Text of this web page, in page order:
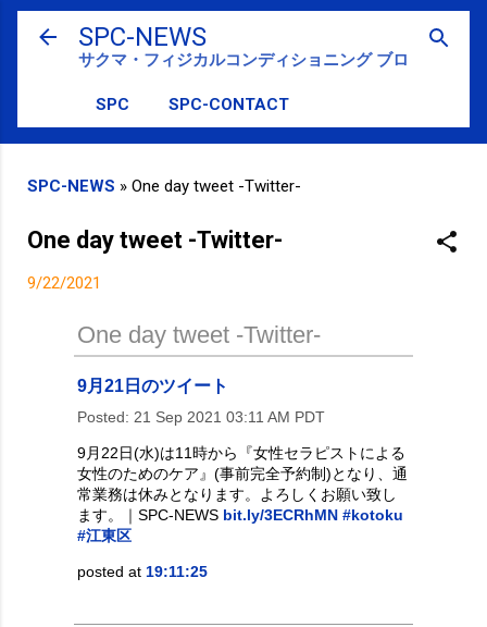
スキップしてメイン コンテンツに移動
SPC-NEWS
サクマ・フィジカルコンディショニング ブログ
SPC SPC-CONTACT
SPC-NEWS » One day tweet -Twitter-
One day tweet -Twitter-
9/22/2021
One day tweet -Twitter-
9月21日のツイート
Posted: 21 Sep 2021 03:11 AM PDT
9月22日(水)は11時から『女性セラピストによる
女性のためのケア』(事前完全予約制)となり、通
常業務は休みとなります。よろしくお願い致し
ます。｜SPC-NEWS bit.ly/3ECRhMN #kotoku
#江東区
posted at 19:11:25